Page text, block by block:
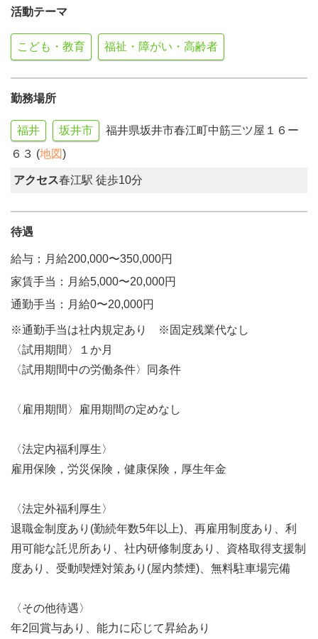
活動テーマ
こども・教育 福祉・障がい・高齢者
勤務場所
福井 坂井市
福井県坂井市春江町中筋三ツ屋１６ー
６３ (地図)
アクセス春江駅 徒歩10分
待遇
給与：月給200,000〜350,000円
家賃手当：月給5,000〜20,000円
通勤手当：月給0〜20,000円
※通勤手当は社内規定あり ※固定残業代なし
〈試用期間〉１か月
〈試用期間中の労働条件〉同条件
〈雇用期間〉雇用期間の定めなし
〈法定内福利厚生〉
雇用保険，労災保険，健康保険，厚生年金
〈法定外福利厚生〉
退職金制度あり(勤続年数5年以上)、再雇用制度あり、利
用可能な託児所あり、社内研修制度あり、資格取得支援制
度あり、受動喫煙対策あり(屋内禁煙)、無料駐車場完備
〈その他待遇〉
年2回賞与あり、能力に応じて昇給あり